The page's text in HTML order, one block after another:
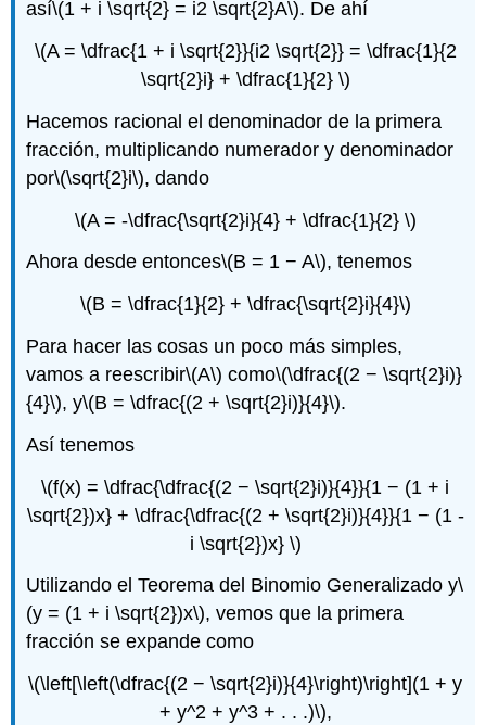
así\(1 + i \sqrt{2} = i2 \sqrt{2}A\). De ahí
\(A = \dfrac{1 + i \sqrt{2}}{i2 \sqrt{2}} = \dfrac{1}{2
\sqrt{2}i} + \dfrac{1}{2} \)
Hacemos racional el denominador de la primera
fracción, multiplicando numerador y denominador
por\(\sqrt{2}i\), dando
\(A = -\dfrac{\sqrt{2}i}{4} + \dfrac{1}{2} \)
Ahora desde entonces\(B = 1 − A\), tenemos
\(B = \dfrac{1}{2} + \dfrac{\sqrt{2}i}{4}\)
Para hacer las cosas un poco más simples,
vamos a reescribir\(A\) como\(\dfrac{(2 − \sqrt{2}i)}
{4}\), y\(B = \dfrac{(2 + \sqrt{2}i)}{4}\).
Así tenemos
\(f(x) = \dfrac{\dfrac{(2 − \sqrt{2}i)}{4}}{1 − (1 + i
\sqrt{2})x} + \dfrac{\dfrac{(2 + \sqrt{2}i)}{4}}{1 − (1 -
i \sqrt{2})x} \)
Utilizando el Teorema del Binomio Generalizado y\
(y = (1 + i \sqrt{2})x\), vemos que la primera
fracción se expande como
\(\left[\left(\dfrac{(2 − \sqrt{2}i)}{4}\right)\right](1 + y
+ y^2 + y^3 + . . .)\),